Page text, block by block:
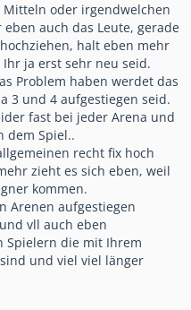
oder irgendwelchen
auch das Leute, gerade
halt eben mehr
ja erst sehr neu seid.
Problem haben werdet das
3 und 4 aufgestiegen seid.
fast bei jeder Arena und
dem Spiel..
recht fix hoch
zieht es sich eben, weil
kommen.
Arenen aufgestiegen
vll auch eben
Spielern die mit Ihrem
und viel viel länger